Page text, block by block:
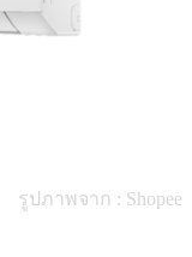
รูปภาพจาก : Shopee